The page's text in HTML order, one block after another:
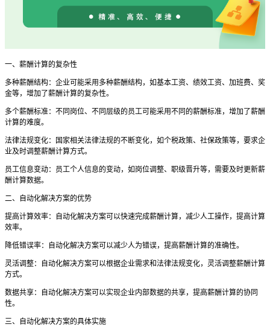
一、薪酬计算的复杂性
多种薪酬结构：企业可能采用多种薪酬结构，如基本工资、绩效工资、加班费、奖
金等，增加了薪酬计算的复杂性。
多个薪酬标准：不同岗位、不同层级的员工可能采用不同的薪酬标准，增加了薪酬
计算的难度。
法律法规变化：国家相关法律法规的不断变化，如个税政策、社保政策等，要求企
业及时调整薪酬计算方式。
员工信息变动：员工个人信息的变动，如岗位调整、职级晋升等，需要及时更新薪
酬计算数据。
二、自动化解决方案的优势
提高计算效率：自动化解决方案可以快速完成薪酬计算，减少人工操作，提高计算
效率。
降低错误率：自动化解决方案可以减少人为错误，提高薪酬计算的准确性。
灵活调整：自动化解决方案可以根据企业需求和法律法规变化，灵活调整薪酬计算
方式。
数据共享：自动化解决方案可以实现企业内部数据的共享，提高薪酬计算的协同
性。
三、自动化解决方案的具体实施